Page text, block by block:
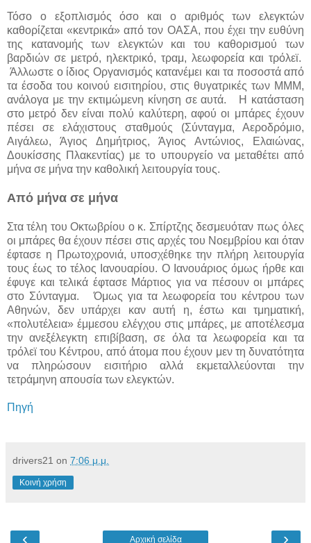
Τόσο ο εξοπλισμός όσο και ο αριθμός των ελεγκτών
καθορίζεται «κεντρικά» από τον ΟΑΣΑ, που έχει την ευθύνη
της κατανομής των ελεγκτών και του καθορισμού των
βαρδιών σε μετρό, ηλεκτρικό, τραμ, λεωφορεία και τρόλεϊ.
Άλλωστε ο ίδιος Οργανισμός κατανέμει και τα ποσοστά από
τα έσοδα του κοινού εισιτηρίου, στις θυγατρικές των ΜΜΜ,
ανάλογα με την εκτιμώμενη κίνηση σε αυτά. Η κατάσταση
στο μετρό δεν είναι πολύ καλύτερη, αφού οι μπάρες έχουν
πέσει σε ελάχιστους σταθμούς (Σύνταγμα, Αεροδρόμιο,
Αιγάλεω, Άγιος Δημήτριος, Άγιος Αντώνιος, Ελαιώνας,
Δουκίσσης Πλακεντίας) με το υπουργείο να μεταθέτει από
μήνα σε μήνα την καθολική λειτουργία τους.
Από μήνα σε μήνα
Στα τέλη του Οκτωβρίου ο κ. Σπίρτζης δεσμευόταν πως όλες
οι μπάρες θα έχουν πέσει στις αρχές του Νοεμβρίου και όταν
έφτασε η Πρωτοχρονιά, υποσχέθηκε την πλήρη λειτουργία
τους έως το τέλος Ιανουαρίου. Ο Ιανουάριος όμως ήρθε και
έφυγε και τελικά έφτασε Μάρτιος για να πέσουν οι μπάρες
στο Σύνταγμα. Όμως για τα λεωφορεία του κέντρου των
Αθηνών, δεν υπάρχει καν αυτή η, έστω και τμηματική,
«πολυτέλεια» έμμεσου ελέγχου στις μπάρες, με αποτέλεσμα
την ανεξέλεγκτη επιβίβαση, σε όλα τα λεωφορεία και τα
τρόλεϊ του Κέντρου, από άτομα που έχουν μεν τη δυνατότητα
να πληρώσουν εισιτήριο αλλά εκμεταλλεύονται την
τετράμηνη απουσία των ελεγκτών.
Πηγή
drivers21 on 7:06 μ.μ.
Κοινή χρήση
‹ ›
Αρχική σελίδα